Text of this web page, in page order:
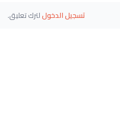
تسجيل الدخوللترك تعليق.